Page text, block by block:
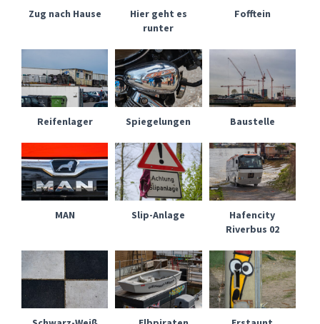
Zug nach Hause
Hier geht es
runter
Fofftein
Reifenlager Spiegelungen Baustelle
MAN Slip-Anlage
Hafencity
Riverbus 02